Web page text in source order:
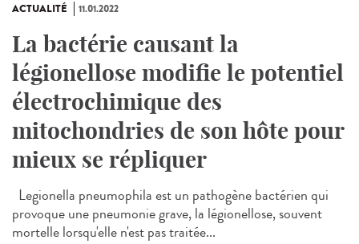
ACTUALITÉ 11.01.2022
La bactérie causant la
légionellose modifie le potentiel
électrochimique des
mitochondries de son hôte pour
mieux se répliquer
Legionella pneumophila est un pathogène bactérien qui
provoque une pneumonie grave, la légionellose, souvent
mortelle lorsqu'elle n'est pas traitée...